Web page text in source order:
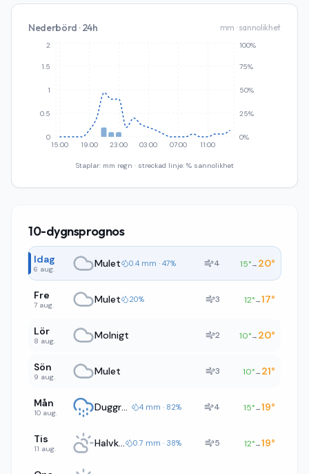
Nederbörd · 24h mm · sannolikhet
15:00 19:00 23:00 03:00 07:00 11:00
0
0.5
1
1.5
2
0%
25%
50%
75%
100%
Staplar: mm regn · streckad linje: % sannolikhet
10-dygnsprognos
Idag
6 aug. Mulet 0.4 mm · 47% 4 15°→ 20°
Fre
7 aug. Mulet 20% 3 12°→17°
Lör
8 aug. Molnigt 2 10°→ 20°
Sön
9 aug. Mulet 3 10°→ 21°
Mån
10 aug. Duggregn 4 mm · 82% 4 15°→19°
Tis
11 aug. Halvklart 0.7 mm · 38% 5 12°→19°